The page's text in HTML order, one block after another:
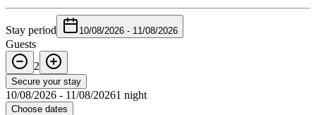
Stay period 10/08/2026 - 11/08/2026
Guests
2
Secure your stay
10/08/2026 - 11/08/20261 night
Choose dates